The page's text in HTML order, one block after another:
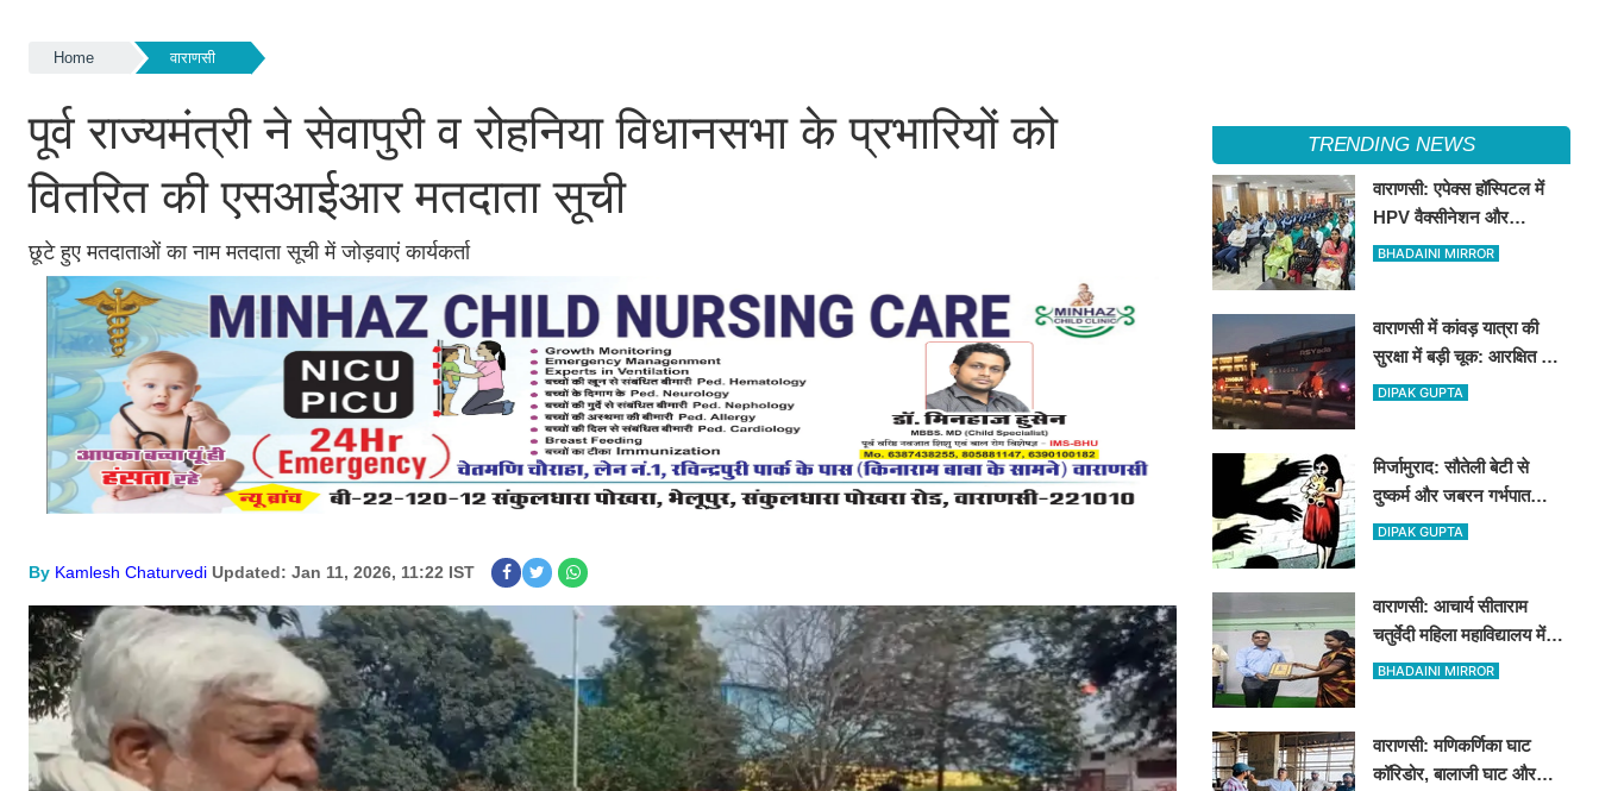
Home वाराणसी
पूर्व राज्यमंत्री ने सेवापुरी व रोहनिया विधानसभा के प्रभारियों को
वितरित की एसआईआर मतदाता सूची
छूटे हुए मतदाताओं का नाम मतदाता सूची में जोड़वाएं कार्यकर्ता
By Kamlesh Chaturvedi Updated: Jan 11, 2026, 11:22 IST
TRENDING NEWS
वाराणसी: एपेक्स हॉस्पिटल में
HPV वैक्सीनेशन और
सर्वाइकल कैंसर जागरूकता
BHADAINI MIRROR
वाराणसी में कांवड़ यात्रा की
सुरक्षा में बड़ी चूक: आरक्षित लेन
में घुसी सवारियों से भरी बस, मचा
DIPAK GUPTA
मिर्जामुराद: सौतेली बेटी से
दुष्कर्म और जबरन गर्भपात
कराने का आरोपी पिता फरार,
DIPAK GUPTA
वाराणसी: आचार्य सीताराम
चतुर्वेदी महिला महाविद्यालय में
ठोस अपशिष्ट प्रबंधन एवं हरित
BHADAINI MIRROR
वाराणसी: मणिकर्णिका घाट
कॉरिडोर, बालाजी घाट और